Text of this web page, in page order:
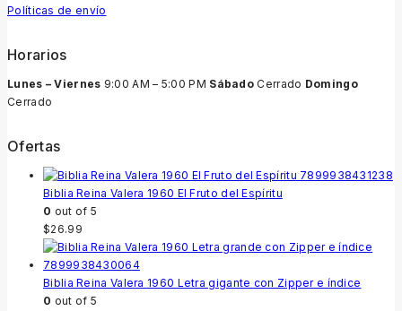
Políticas de envío
Horarios
Lunes – Viernes 9:00 AM – 5:00 PM Sábado Cerrado Domingo
Cerrado
Ofertas
Biblia Reina Valera 1960 El Fruto del Espíritu
0 out of 5
$26.99
Biblia Reina Valera 1960 Letra gigante con Zipper e índice
0 out of 5